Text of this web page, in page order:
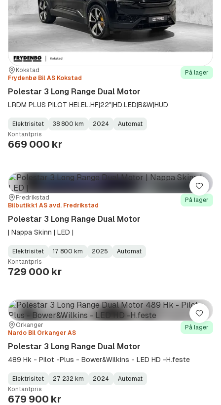
Sted:Kokstad
Forhandler:
Frydenbø Bil AS Kokstad
På lager
Polestar 3 Long Range Dual Motor
LRDM PLUS PILOT HEl.EL.HF|22"|HD.LED|B&W|HUD
Fuel
Type:
Elektrisitet
Kilometerstand:
38 800 km
Model
Year:
2024
Gearbox
Type:
Automat
Kontantpris
669 000 kr
Sted:Fredrikstad
Forhandler:
Bilbutikk1 AS avd. Fredrikstad
På lager
Polestar 3 Long Range Dual Motor
| Nappa Skinn | LED |
Fuel
Type:
Elektrisitet
Kilometerstand:
17 800 km
Model
Year:
2025
Gearbox
Type:
Automat
Kontantpris
729 000 kr
Lagre
Sted:
Orkanger
Forhandler:
Nardo Bil Orkanger AS
På lager
Polestar 3 Long Range Dual Motor
489 Hk - Pilot -Plus - Bower&Wilkins - LED HD -H.feste
Fuel
Type:
Elektrisitet
Kilometerstand:
27 232 km
Model
Year:
2024
Gearbox
Type:
Automat
Kontantpris
679 900 kr
Lagre